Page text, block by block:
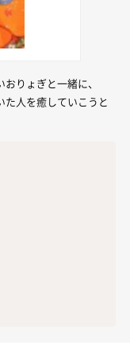
りょぎと一緒に、
た人を癒していこうと